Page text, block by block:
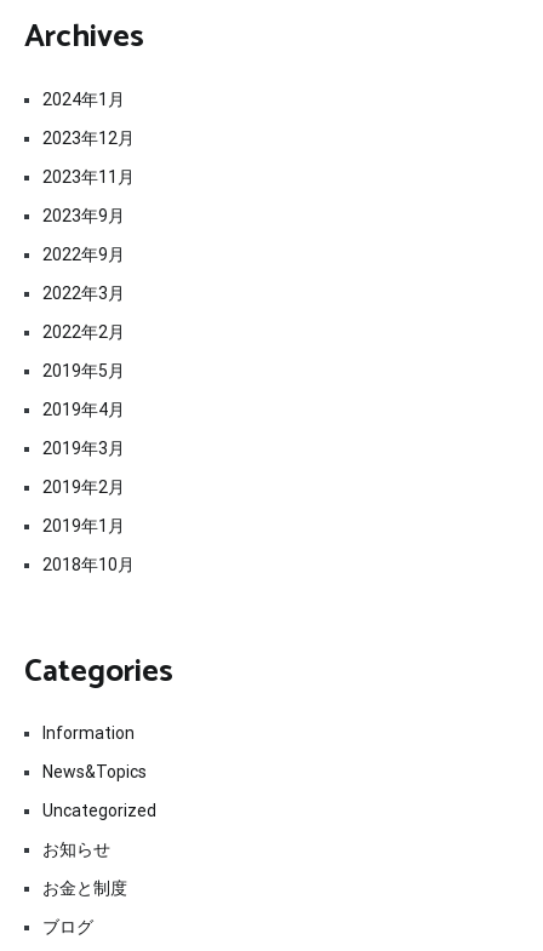
Archives
2024年1月
2023年12月
2023年11月
2023年9月
2022年9月
2022年3月
2022年2月
2019年5月
2019年4月
2019年3月
2019年2月
2019年1月
2018年10月
Categories
Information
News&Topics
Uncategorized
お知らせ
お金と制度
ブログ